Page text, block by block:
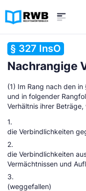
§ 327 InsO
Nachrangige
(1) Im Rang nach den
und in folgender
Verhältnis ihrer
1.
die Verbindlichkeiten
2.
die Verbindlichkeiten
Vermächtnissen und
3.
(weggefallen)